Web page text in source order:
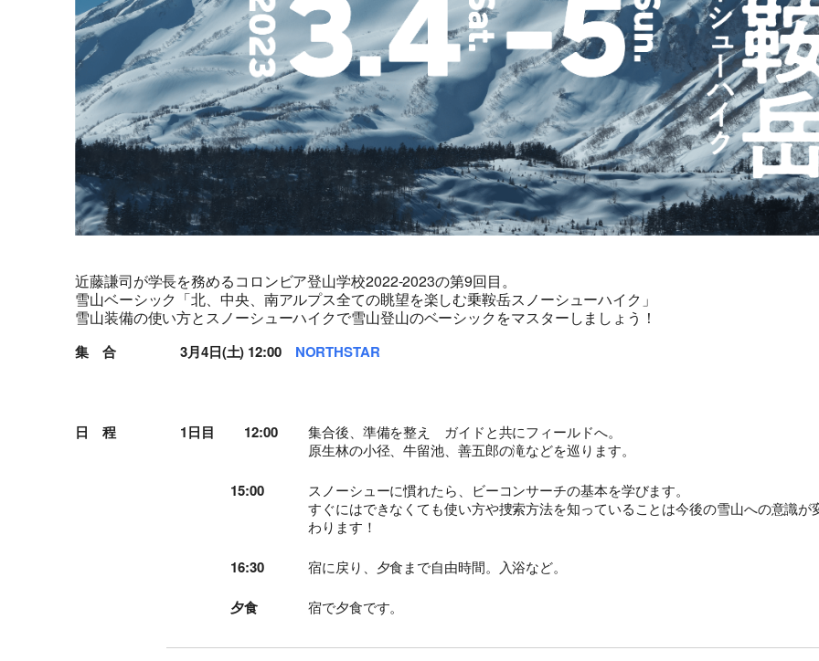
近藤謙司が学長を務めるコロンビア登山学校2022-2023の第9回目。
雪山ベーシック「北、中央、南アルプス全ての眺望を楽しむ乗鞍岳スノーシューハイク」
雪山装備の使い方とスノーシューハイクで雪山登山のベーシックをマスターしましょう！
集 合 3月4日(土) 12:00 NORTHSTAR
日 程 1日目 12:00
集合後、準備を整え ガイドと共にフィールドへ。
原生林の小径、牛留池、善五郎の滝などを巡ります。
15:00
スノーシューに慣れたら、ビーコンサーチの基本を学びます。
すぐにはできなくても使い方や捜索方法を知っていることは今後の雪山への意識が
わります！
16:30 宿に戻り、夕食まで自由時間。入浴など。
夕食 宿で夕食です。
旅行条件（要旨）